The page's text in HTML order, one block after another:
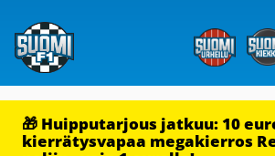
🎁 Huipputarjous jatkuu: 10
kierrätysvapaa megakierros